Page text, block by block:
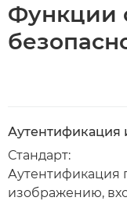
Функции
Аутентификация
Стандарт:
Аутентификация
изображению,